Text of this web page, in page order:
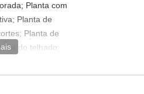
Planta com
Planta de
Planta de
do telhado;
na página do